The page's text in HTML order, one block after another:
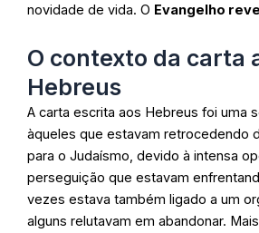
novidade de vida. O Evangelho
O contexto da carta
Hebreus
A carta escrita aos Hebreus foi uma
àqueles que estavam retrocedendo
para o Judaísmo, devido à intensa
perseguição que estavam
vezes estava também ligado a um
alguns relutavam em abandonar.